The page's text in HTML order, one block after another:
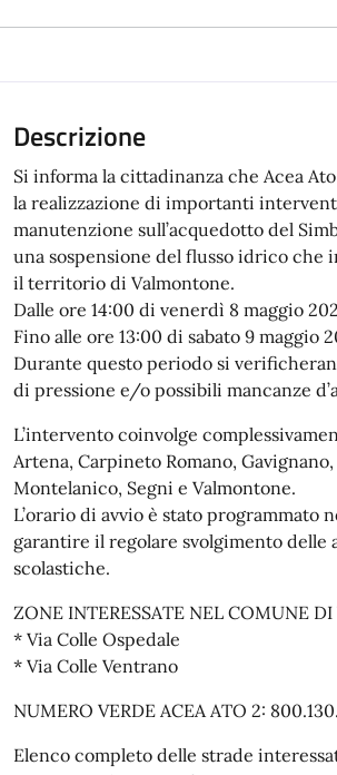
Descrizione
Si informa la cittadinanza che Acea
la realizzazione di importanti
manutenzione sull’acquedotto del
una sospensione del flusso idrico che
il territorio di Valmontone.
Dalle ore 14:00 di venerdì 8 maggio
Fino alle ore 13:00 di sabato 9 maggio
Durante questo periodo si
di pressione e/o possibili mancanze
L’intervento coinvolge
Artena, Carpineto Romano,
Montelanico, Segni e Valmontone.
L’orario di avvio è stato programmato
garantire il regolare svolgimento delle
scolastiche.
ZONE INTERESSATE NEL COMUNE
* Via Colle Ospedale
* Via Colle Ventrano
NUMERO VERDE ACEA ATO 2:
Elenco completo delle strade